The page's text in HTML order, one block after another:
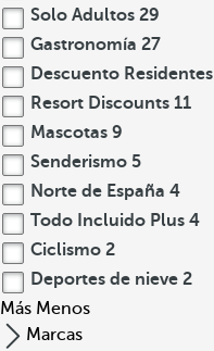
Solo Adultos 29
Gastronomía 27
Descuento Residentes
Resort Discounts 11
Mascotas 9
Senderismo 5
Norte de España 4
Todo Incluido Plus 4
Ciclismo 2
Deportes de nieve 2
Más Menos
Marcas